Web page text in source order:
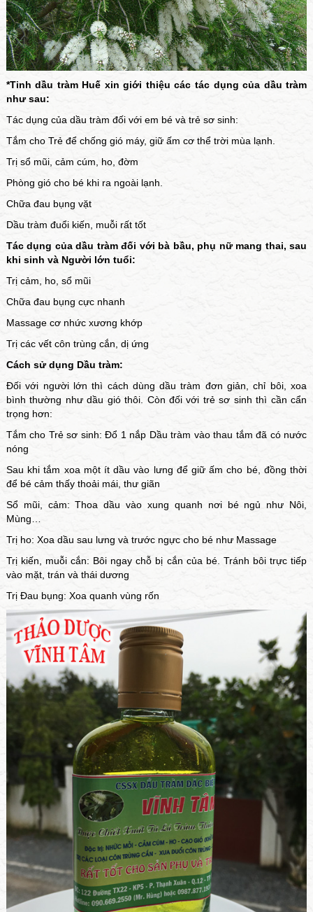
*Tinh dầu tràm Huế xin giới thiệu các tác dụng của dầu tràm
như sau:
Tác dụng của dầu tràm đối với em bé và trẻ sơ sinh:
Tắm cho Trẻ để chống gió máy, giữ ấm cơ thể trời mùa lạnh.
Trị sổ mũi, cảm cúm, ho, đờm
Phòng gió cho bé khi ra ngoài lạnh.
Chữa đau bụng vặt
Dầu tràm đuổi kiến, muỗi rất tốt
Tác dụng của dầu tràm đối với bà bầu, phụ nữ mang thai, sau
khi sinh và Người lớn tuổi:
Trị cảm, ho, sổ mũi
Chữa đau bụng cực nhanh
Massage cơ nhức xương khớp
Trị các vết côn trùng cắn, dị ứng
Cách sử dụng Dầu tràm:
Đối với người lớn thì cách dùng dầu tràm đơn giản, chỉ bôi, xoa
bình thường như dầu gió thôi. Còn đối với trẻ sơ sinh thì cần cẩn
trọng hơn:
Tắm cho Trẻ sơ sinh: Đổ 1 nắp Dầu tràm vào thau tắm đã có nước
nóng
Sau khi tắm xoa một ít dầu vào lưng để giữ ấm cho bé, đồng thời
để bé cảm thấy thoải mái, thư giãn
Sổ mũi, cảm: Thoa dầu vào xung quanh nơi bé ngủ như Nôi,
Mùng…
Trị ho: Xoa dầu sau lưng và trước ngực cho bé như Massage
Trị kiến, muỗi cắn: Bôi ngay chỗ bị cắn của bé. Tránh bôi trực tiếp
vào mặt, trán và thái dương
Trị Đau bụng: Xoa quanh vùng rốn